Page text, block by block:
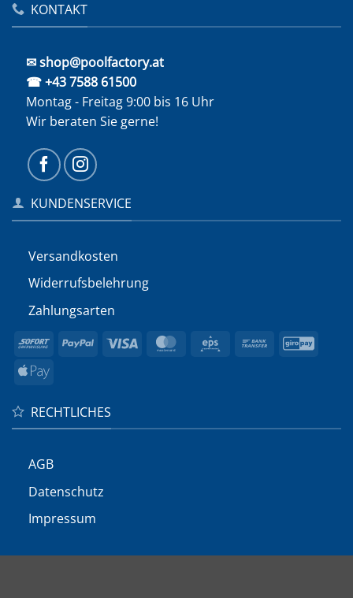
KONTAKT
✉ shop@poolfactory.at
☎ +43 7588 61500
Montag - Freitag 9:00 bis 16 Uhr
Wir beraten Sie gerne!
KUNDENSERVICE
Versandkosten
Widerrufs­belehrung
Zahlungsarten
Sofort PayPal Visa MasterCard
Eps
Bank
Apple
RECHTLICHES
AGB
Datenschutz
Impressum